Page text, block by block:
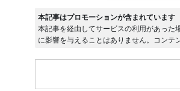
本記事はプロモーションが含まれています
本記事を経由してサービスの利用があった
に影響を与えることはありません。コン